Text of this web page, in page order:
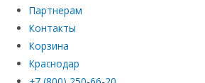
Партнерам
Контакты
Корзина
Краснодар